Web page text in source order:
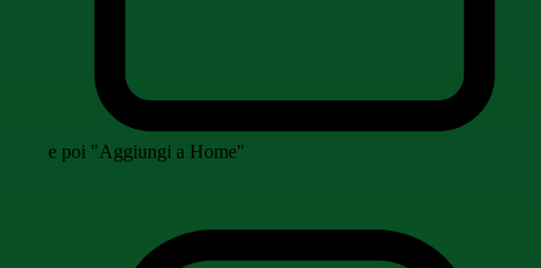
e poi "Aggiungi a Home"